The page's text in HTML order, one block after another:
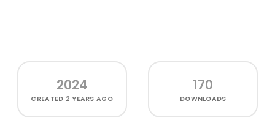
2024
CREATED 2 YEARS AGO
170
DOWNLOADS